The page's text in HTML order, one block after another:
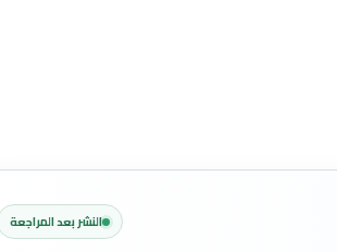
النشر بعد المراجعة